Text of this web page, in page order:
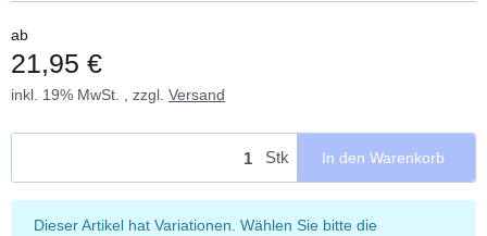
ab
21,95 €
inkl. 19% MwSt. , zzgl. Versand
Stk In den Warenkorb
x
Dieser Artikel hat Variationen. Wählen Sie bitte die